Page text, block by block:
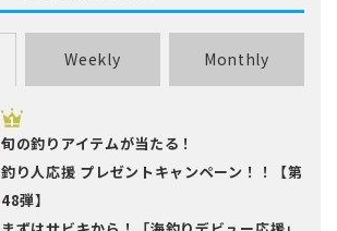
Weekly Monthly
旬の釣りアイテムが当たる！
釣り人応援 プレゼントキャンペーン！！【第
48弾】